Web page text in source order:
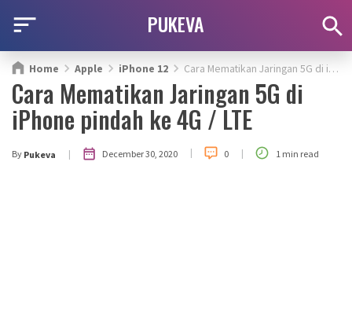
PUKEVA
Home Apple iPhone 12 Cara Mematikan Jaringan 5G di iPhone pindah ke 4G / LTE
Cara Mematikan Jaringan 5G di
iPhone pindah ke 4G / LTE
By Pukeva | December 30, 2020 | 0 | 1 min read